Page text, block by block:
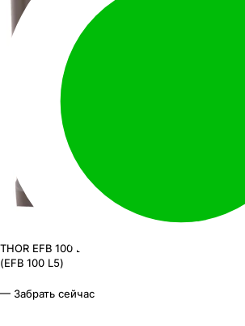
THOR EFB 100 L5
АКБ THOR EFB 6ст-100
(EFB 100 L5)
— Забрать сейчас